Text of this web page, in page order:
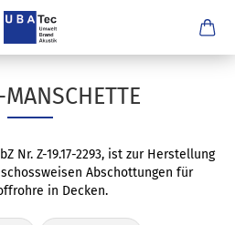
Nr. Z-19.17-2293, ist zur Herstellung
Abschottungen für
in Decken.